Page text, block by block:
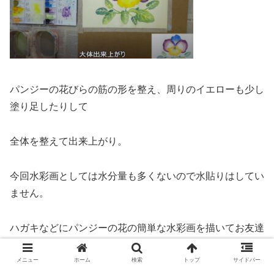
パンジーの花びらの筋の形を整え、周りのイエローも少し
塗り足したりして
全体を整えて出来上がり。
今回水彩画としては水分量も多くないので水貼りはしてい
ません。
ハガキなどにパンジーの花の簡単な水彩画を描いてお友達
に出されてみては。
メニュー ホーム 検索 トップ サイドバー